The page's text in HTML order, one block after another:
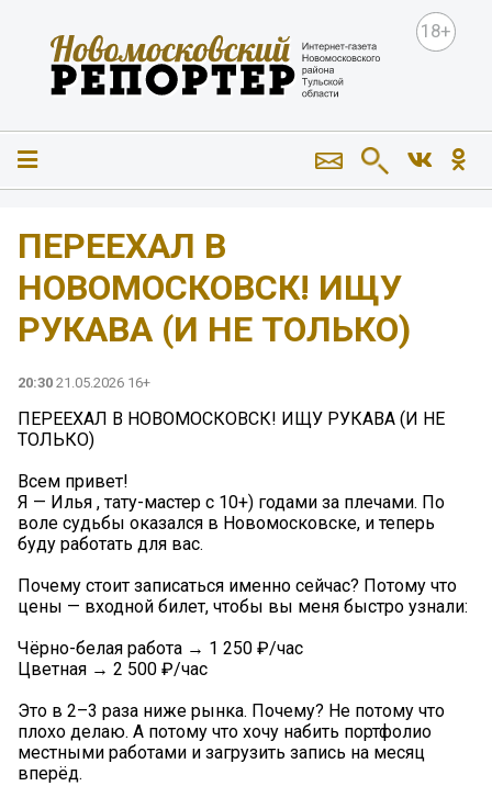
18+
ПЕРЕЕХАЛ В
НОВОМОСКОВСК! ИЩУ
РУКАВА (И НЕ ТОЛЬКО)
20:30 21.05.2026 16+
ПЕРЕЕХАЛ В НОВОМОСКОВСК! ИЩУ РУКАВА (И НЕ
ТОЛЬКО)
Всем привет!
Я — Илья , тату-мастер с 10+) годами за плечами. По
воле судьбы оказался в Новомосковске, и теперь
буду работать для вас.
Почему стоит записаться именно сейчас? Потому что
цены — входной билет, чтобы вы меня быстро узнали:
Чёрно-белая работа → 1 250 ₽/час
Цветная → 2 500 ₽/час
Это в 2–3 раза ниже рынка. Почему? Не потому что
плохо делаю. А потому что хочу набить портфолио
местными работами и загрузить запись на месяц
вперёд.